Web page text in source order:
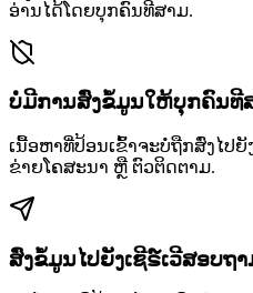
ອ່ານໄດ້ໂດຍບຸກຄົນທີສາມ.
ບໍ່ມີການສົ່ງຂໍ້ມູນໃຫ້ບຸກຄົນທີ
ເນື້ອຫາທີ່ປ້ອນເຂົ້າຈະບໍ່ຖືກສົ່ງໄປ
ຂ່າຍໂຄສະນາ ຫຼື ຕົວຕິດຕາມ.
ສົ່ງຂໍ້ມູນໄປຍັງເຊີຣ໌ເວີສອບຖາ